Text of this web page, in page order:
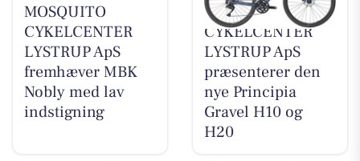
MOSQUITO
CYKELCENTER
LYSTRUP ApS
fremhæver MBK
Nobly med lav
indstigning
MOSQUITO
CYKELCENTER
LYSTRUP ApS
præsenterer den
nye Principia
Gravel H10 og
H20